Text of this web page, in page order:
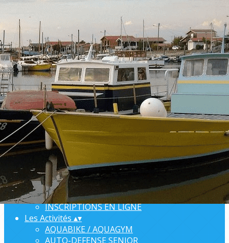
Menu
Ajoutez un logo, un bouton, des réseaux sociaux
Cliquez pour éditer
L'ARSA▴▾
BIENVENUE
ANNUAIRE
ORGANISATION
COMPTE-RENDUS
INFORMATIONS PRATIQUES
PARTENAIRES
SONDAGES
Nous rejoindre
▾
COMMENT ADHERER 2026 - 2027
INSCRIPTIONS EN LIGNE
Les Activités ▴▾
AQUABIKE / AQUAGYM
AUTO-DEFENSE SENIOR